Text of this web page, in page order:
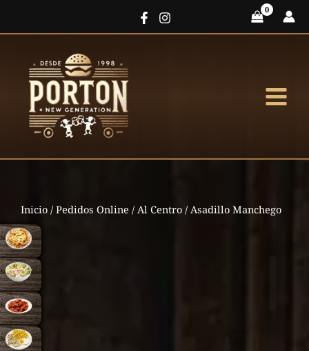
Inicio / Pedidos Online / Al Centro / Asadillo Manchego